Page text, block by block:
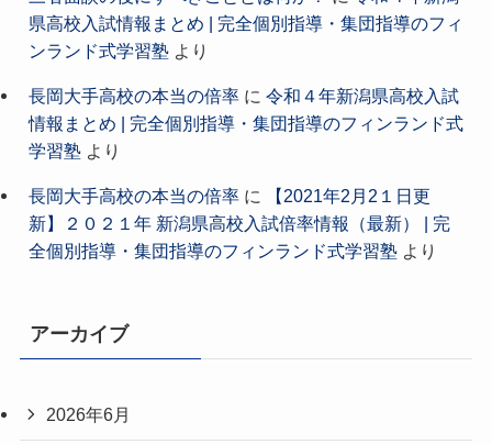
県高校入試情報まとめ | 完全個別指導・集団指導のフィ
ンランド式学習塾より
長岡大手高校の本当の倍率に 令和４年新潟県高校入試
情報まとめ | 完全個別指導・集団指導のフィンランド式
学習塾より
長岡大手高校の本当の倍率に
【2021年2月2１日更
新】２０２１年 新潟県高校入試倍率情報（最新） | 完
全個別指導・集団指導のフィンランド式学習塾より
アーカイブ
2026年6月